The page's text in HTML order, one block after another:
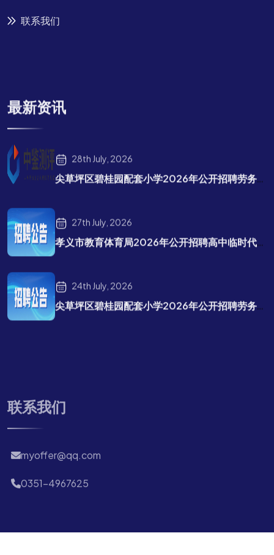
联系我们
最新资讯
28th July, 2026
尖草坪区碧桂园配套小学2026年公开招聘劳务派遣教师补充公告
27th July, 2026
孝义市教育体育局2026年公开招聘高中临时代课教师公告
24th July, 2026
尖草坪区碧桂园配套小学2026年公开招聘劳务派遣教师招聘公告
联系我们
myoffer@qq.com
0351-4967625